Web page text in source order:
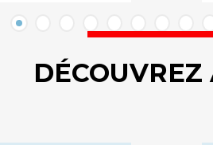
DÉCOUVREZ